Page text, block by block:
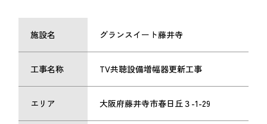
施設名 グランスイート藤井寺
工事名称 TV共聴設備増幅器更新工事
エリア 大阪府藤井寺市春日丘３-1-29